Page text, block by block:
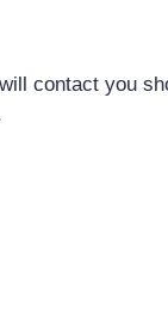
contact you